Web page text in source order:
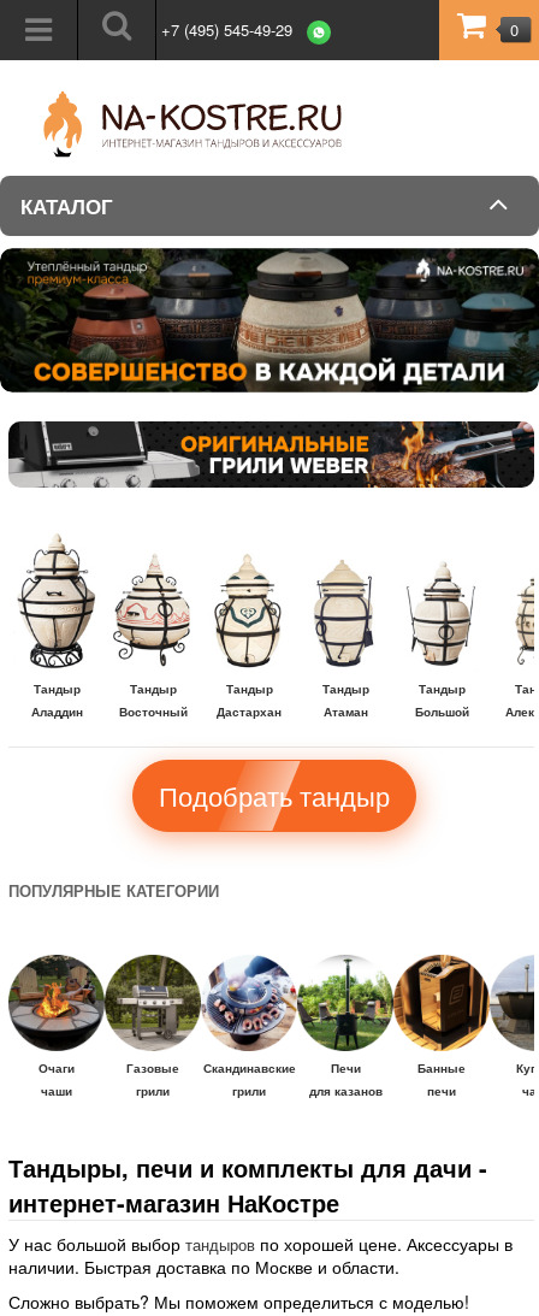
+7 (495) 545-49-29 0
КАТАЛОГ
Тандыр
Аладдин
Тандыр
Восточный
Тандыр
Дастархан
Тандыр
Атаман
Тандыр
Большой
Подобрать тандыр
ПОПУЛЯРНЫЕ КАТЕГОРИИ
Очаги
чаши
Газовые
грили
Скандинавские
грили
Печи
для казанов
Банные
печи
Тандыры, печи и комплекты для дачи -
интернет-магазин НаКостре
У нас большой выбор тандыров по хорошей цене. Аксессуары в
наличии. Быстрая доставка по Москве и области.
Сложно выбрать? Мы поможем определиться с моделью!